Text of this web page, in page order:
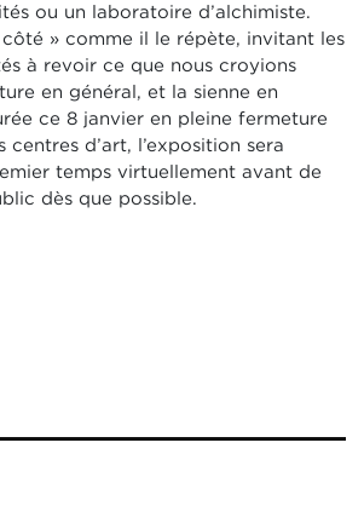
ou un laboratoire d’alchimiste.
» comme il le répète, invitant les
à revoir ce que nous croyions
en général, et la sienne en
ce 8 janvier en pleine fermeture
centres d’art, l’exposition sera
temps virtuellement avant de
dès que possible.